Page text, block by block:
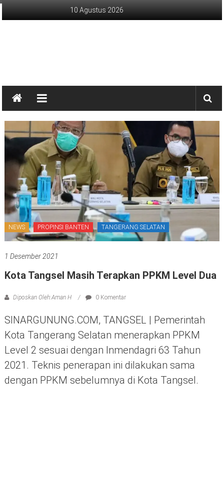
Lompat
10 Agustus 2026
jujur
terpercaya
NEWS PROPINSI BANTEN TANGERANG SELATAN
1 Desember 2021
Kota Tangsel Masih Terapkan PPKM Level Dua
Diposkan Oleh:Aman H 0 Komentar
SINARGUNUNG.COM, TANGSEL | Pemerintah
Kota Tangerang Selatan menerapkan PPKM
Level 2 sesuai dengan Inmendagri 63 Tahun
2021. Teknis penerapan ini dilakukan sama
dengan PPKM sebelumnya di Kota Tangsel.